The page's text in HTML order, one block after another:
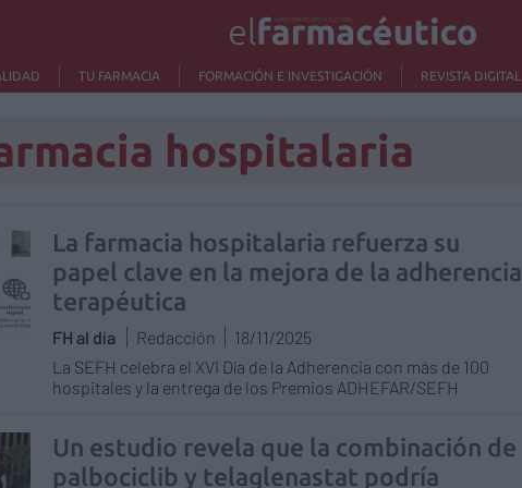
TU FARMACIA FORMACIÓN E INVESTIGACIÓN REVISTA DIGITAL
hospitalaria
La farmacia hospitalaria refuerza su
papel clave en la mejora de la adherencia
terapéutica
FH al día Redacción
18/11/2025
La SEFH celebra el XVI Día de la Adherencia con más de 100
hospitales y la entrega de los Premios ADHEFAR/SEFH
Un estudio revela que la combinación de
palbociclib y telaglenastat podría